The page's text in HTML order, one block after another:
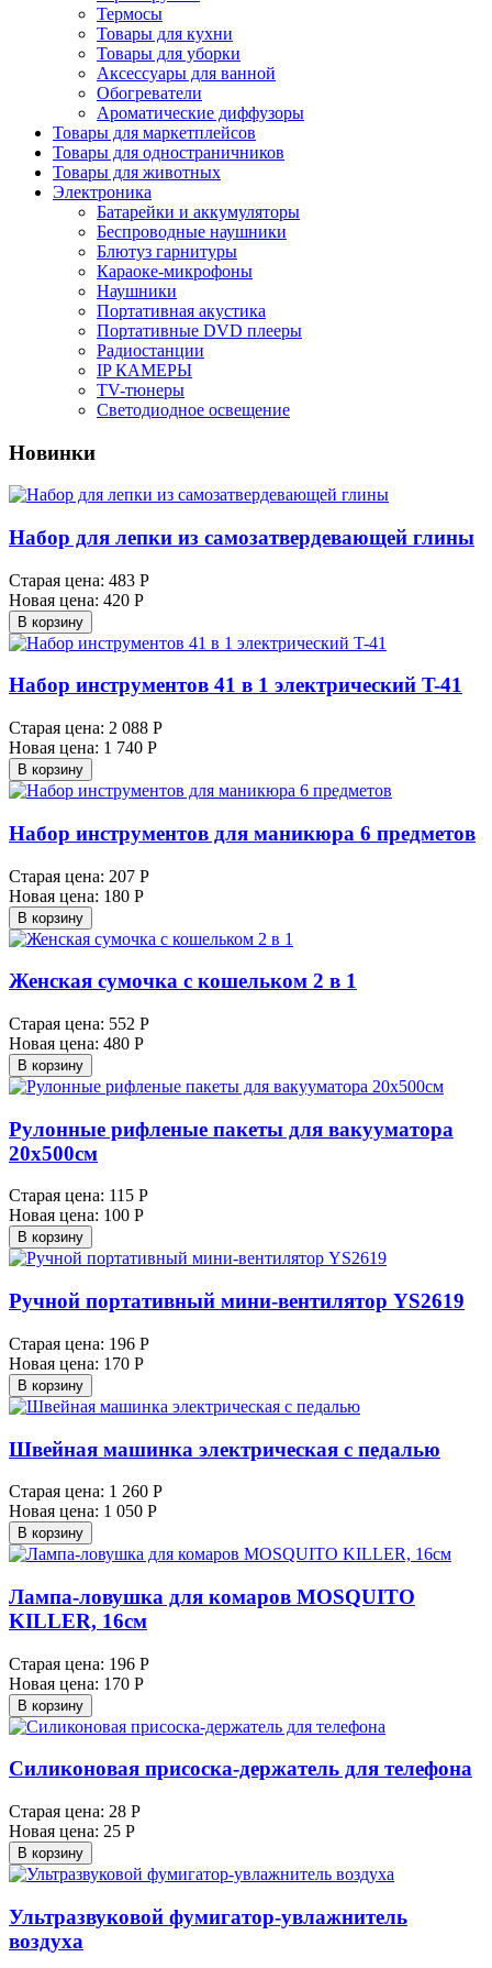
Термосы
Товары для кухни
Товары для уборки
Аксессуары для ванной
Обогреватели
Ароматические диффузоры
Товары для маркетплейсов
Товары для одностраничников
Товары для животных
Электроника
Батарейки и аккумуляторы
Беспроводные наушники
Блютуз гарнитуры
Караоке-микрофоны
Наушники
Портативная акустика
Портативные DVD плееры
Радиостанции
IP КАМЕРЫ
TV-тюнеры
Светодиодное освещение
Новинки
Набор для лепки из самозатвердевающей глины
Старая цена: 483 Р
Новая цена: 420 Р
В корзину
Набор инструментов 41 в 1 электрический T-41
Старая цена: 2 088 Р
Новая цена: 1 740 Р
В корзину
Набор инструментов для маникюра 6 предметов
Старая цена: 207 Р
Новая цена: 180 Р
В корзину
Женская сумочка с кошельком 2 в 1
Старая цена: 552 Р
Новая цена: 480 Р
В корзину
Рулонные рифленые пакеты для вакууматора
20х500см
Старая цена: 115 Р
Новая цена: 100 Р
В корзину
Ручной портативный мини-вентилятор YS2619
Старая цена: 196 Р
Новая цена: 170 Р
В корзину
Швейная машинка электрическая с педалью
Старая цена: 1 260 Р
Новая цена: 1 050 Р
В корзину
Лампа-ловушка для комаров MOSQUITO
KILLER, 16см
Старая цена: 196 Р
Новая цена: 170 Р
В корзину
Силиконовая присоска-держатель для телефона
Старая цена: 28 Р
Новая цена: 25 Р
В корзину
Ультразвуковой фумигатор-увлажнитель
воздуха